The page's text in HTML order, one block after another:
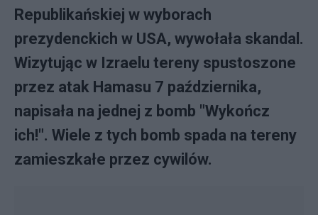
Republikańskiej w wyborach
prezydenckich w USA, wywołała skandal.
Wizytując w Izraelu tereny spustoszone
przez atak Hamasu 7 października,
napisała na jednej z bomb "Wykończ
ich!". Wiele z tych bomb spada na tereny
zamieszkałe przez cywilów.